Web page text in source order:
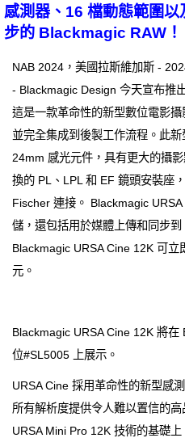
感測器、16 檔動態範圍
步的 Blackmagic RAW！
NAB 2024，美國拉斯維加斯 -
- Blackmagic Design 今天宣布推
這是一款革命性的新型數位電影
並完全集成到後製工作流程。此
24mm 感光元件，具有更大的攝
換的 PL、LPL 和 EF 鏡頭安裝座
Fischer 連接。 Blackmagic
儲，還包括用於媒體上傳和同步
Blackmagic URSA Cine 12K 可
元。
Blackmagic URSA Cine 12K 將
位#SL5005 上展示。
URSA Cine 採用革命性的新型感
所有解析度提供令人難以置信的
URSA Mini Pro 12K 技術的基礎